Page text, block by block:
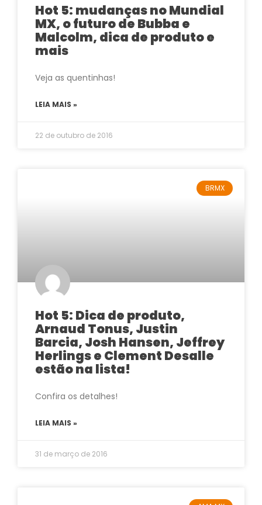
Hot 5: mudanças no Mundial
MX, o futuro de Bubba e
Malcolm, dica de produto e
mais
Veja as quentinhas!
LEIA MAIS »
22 de outubro de 2016
BRMX
Hot 5: Dica de produto,
Arnaud Tonus, Justin
Barcia, Josh Hansen, Jeffrey
Herlings e Clement Desalle
estão na lista!
Confira os detalhes!
LEIA MAIS »
31 de março de 2016